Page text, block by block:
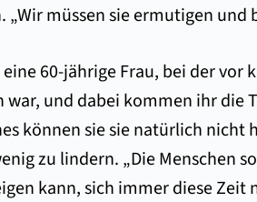
müssen sie ermutigen und
60-jährige Frau, bei der vor
und dabei kommen ihr die
können sie sie natürlich nicht
zu lindern. „Die Menschen
kann, sich immer diese Zeit